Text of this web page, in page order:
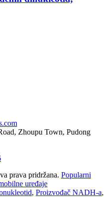
Zhoupu Town, Pudong
prava pridržana. Popularni
uređaje
, Proizvođač NADH-a,